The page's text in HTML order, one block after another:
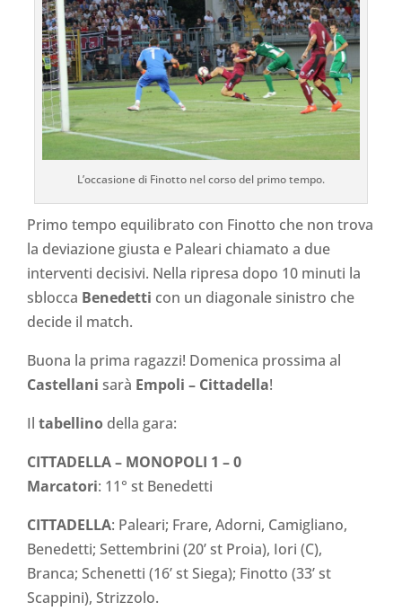
L’occasione di Finotto nel corso del primo tempo.
Primo tempo equilibrato con Finotto che non trova
la deviazione giusta e Paleari chiamato a due
interventi decisivi. Nella ripresa dopo 10 minuti la
sblocca Benedetti con un diagonale sinistro che
decide il match.
Buona la prima ragazzi! Domenica prossima al
Castellani sarà Empoli – Cittadella!
Il tabellino della gara:
CITTADELLA – MONOPOLI 1 – 0
Marcatori: 11° st Benedetti
CITTADELLA: Paleari; Frare, Adorni, Camigliano,
Benedetti; Settembrini (20’ st Proia), Iori (C),
Branca; Schenetti (16’ st Siega); Finotto (33’ st
Scappini), Strizzolo.